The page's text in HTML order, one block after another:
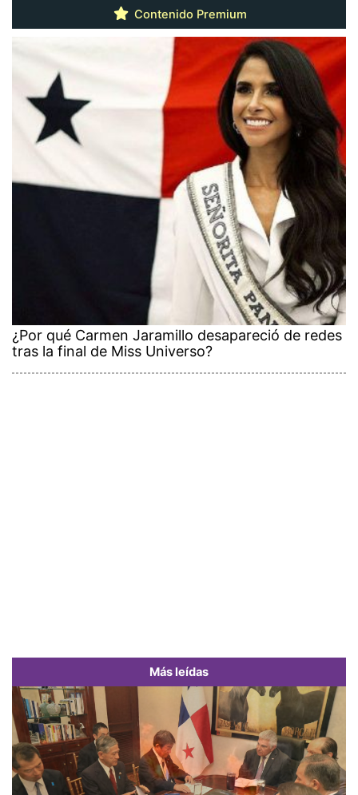
Contenido Premium
¿Por qué Carmen Jaramillo desapareció de redes
tras la final de Miss Universo?
Más leídas